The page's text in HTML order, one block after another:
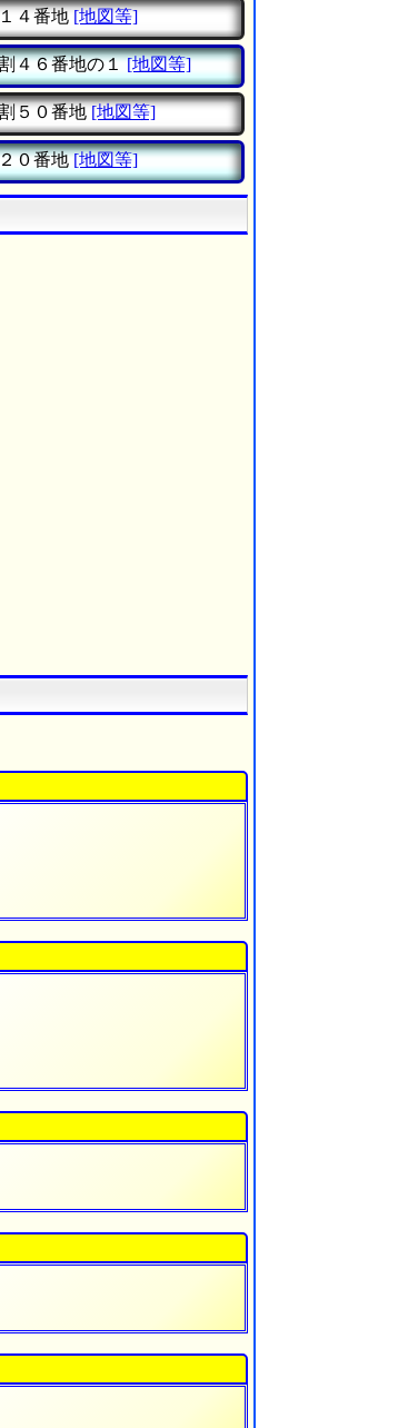
４番地 [地図等]
４６番地の１ [地図等]
５０番地 [地図等]
０番地 [地図等]